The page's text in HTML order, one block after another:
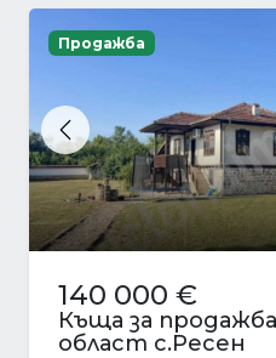
Previous
Продажба
140 000 €
Къща за
област с.Ресен